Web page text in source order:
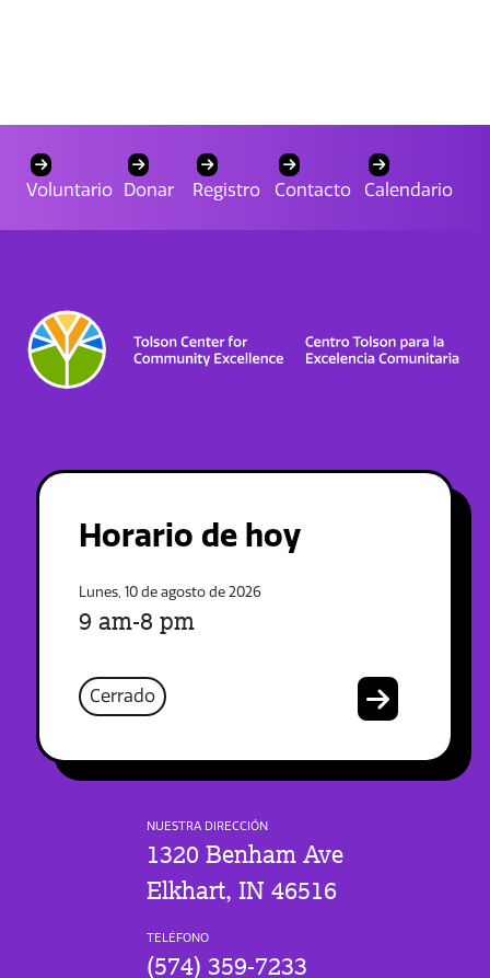
Voluntario Donar Registro Contacto Calendario
Horario de hoy
Lunes, 10 de agosto de 2026
9 am-8 pm
Cerrado
NUESTRA DIRECCIÓN
1320 Benham Ave
Elkhart, IN 46516
TELÉFONO
(574) 359-7233